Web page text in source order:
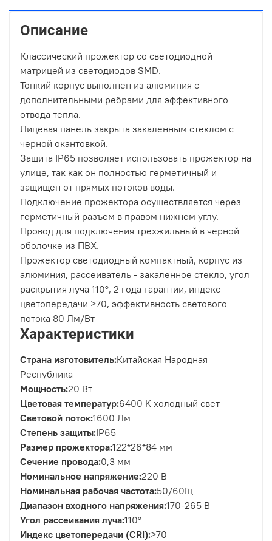
Описание
Классический прожектор со светодиодной
матрицей из светодиодов SMD.
Тонкий корпус выполнен из алюминия с
дополнительными ребрами для эффективного
отвода тепла.
Лицевая панель закрыта закаленным стеклом с
черной окантовкой.
Защита IP65 позволяет использовать прожектор на
улице, так как он полностью герметичный и
защищен от прямых потоков воды.
Подключение прожектора осуществляется через
герметичный разъем в правом нижнем углу.
Провод для подключения трехжильный в черной
оболочке из ПВХ.
Прожектор светодиодный компактный, корпус из
алюминия, рассеиватель - закаленное стекло, угол
раскрытия луча 110°, 2 года гарантии, индекс
цветопередачи >70, эффективность светового
потока 80 Лм/Вт
Характеристики
Страна изготовитель:Китайская Народная
Республика
Мощность:20 Вт
Цветовая температур:6400 K холодный свет
Световой поток:1600 Лм
Степень защиты:IP65
Размер прожектора:122*26*84 мм
Сечение провода:0,3 мм
Номинальное напряжение:220 В
Номинальная рабочая частота:50/60Гц
Диапазон входного напряжения:170-265 В
Угол рассеивания луча:110°
Индекс цветопередачи (CRI):>70